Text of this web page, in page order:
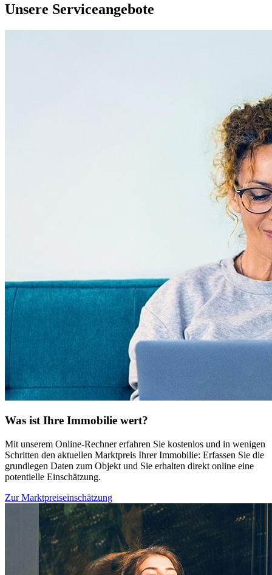
Unsere Serviceangebote
Was ist Ihre Immobilie wert?
Mit unserem Online-Rechner erfahren Sie kostenlos und in wenigen
Schritten den aktuellen Marktpreis Ihrer Immobilie: Erfassen Sie die
grundlegen Daten zum Objekt und Sie erhalten direkt online eine
potentielle Einschätzung.
Zur Marktpreiseinschätzung